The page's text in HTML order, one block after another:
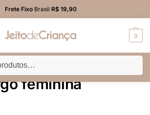
Frete FixoBrasil R$ 19,90
0
com a tag “calça cargo feminina”
feminina